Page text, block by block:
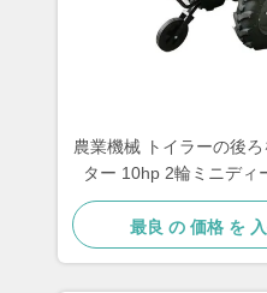
農業機械 トイラーの後
ター 10hp 2輪ミニディ
最良 の 価格 を